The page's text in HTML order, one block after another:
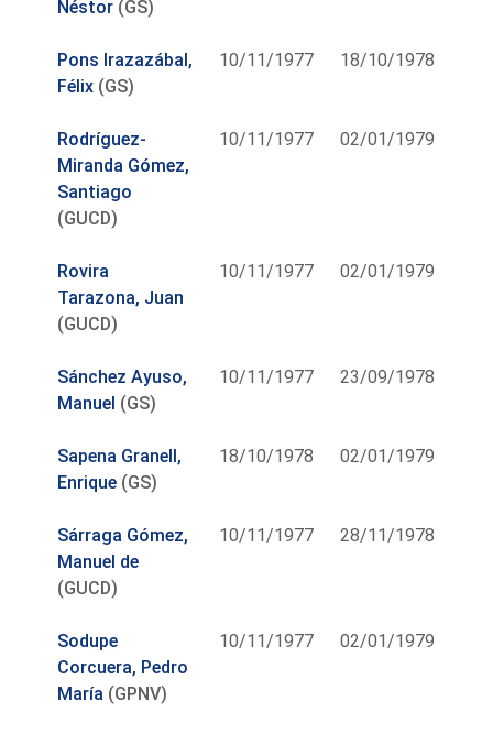
Néstor (GS)
Pons Irazazábal,
Félix (GS)
10/11/1977 18/10/1978
Rodríguez-
Miranda Gómez,
Santiago
(GUCD)
10/11/1977 02/01/1979
Rovira
Tarazona, Juan
(GUCD)
10/11/1977 02/01/1979
Sánchez Ayuso,
Manuel (GS)
10/11/1977 23/09/1978
Sapena Granell,
Enrique (GS)
18/10/1978 02/01/1979
Sárraga Gómez,
Manuel de
(GUCD)
10/11/1977 28/11/1978
Sodupe
Corcuera, Pedro
María (GPNV)
10/11/1977 02/01/1979